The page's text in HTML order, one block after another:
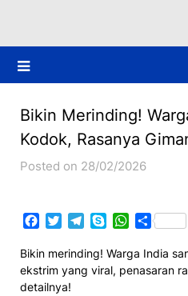
Bikin Merinding!
Kodok, Rasanya
Posted on 28/02/2026
Facebook
TwitterTelegram
SkypeWhatsApp
Share
Bikin merinding! Warga India
ekstrim yang viral, penasaran
detailnya!